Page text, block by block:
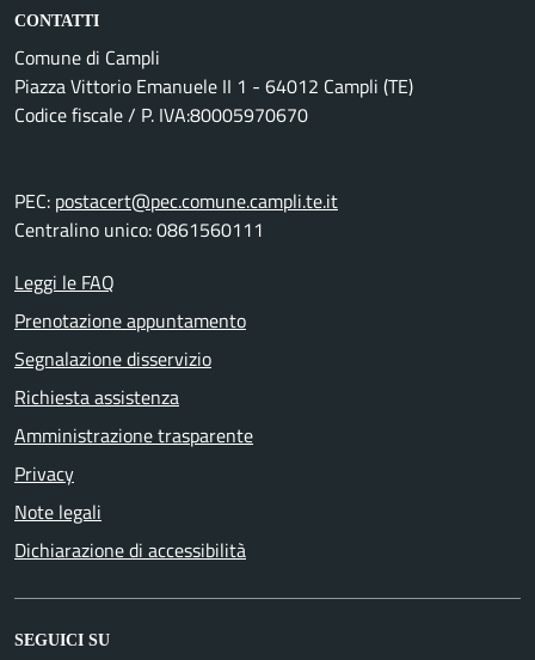
CONTATTI
Comune di Campli
Piazza Vittorio Emanuele II 1 - 64012 Campli (TE)
Codice fiscale / P. IVA:80005970670
PEC: postacert@pec.comune.campli.te.it
Centralino unico: 0861560111
Leggi le FAQ
Prenotazione appuntamento
Segnalazione disservizio
Richiesta assistenza
Amministrazione trasparente
Privacy
Note legali
Dichiarazione di accessibilità
SEGUICI SU